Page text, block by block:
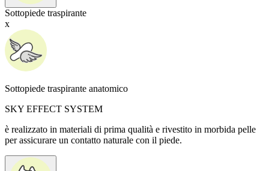
Sottopiede traspirante
x
Sottopiede traspirante anatomico
SKY EFFECT SYSTEM
è realizzato in materiali di prima qualità e rivestito in morbida pelle
per assicurare un contatto naturale con il piede.